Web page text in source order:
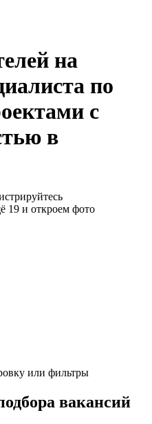
на
по
с
в
19 и откроем фото
или фильтры
вакансий